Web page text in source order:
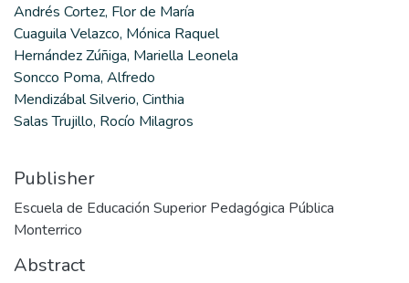
Andrés Cortez, Flor de María
Cuaguila Velazco, Mónica Raquel
Hernández Zúñiga, Mariella Leonela
Soncco Poma, Alfredo
Mendizábal Silverio, Cinthia
Salas Trujillo, Rocío Milagros
Publisher
Escuela de Educación Superior Pedagógica Pública
Monterrico
Abstract